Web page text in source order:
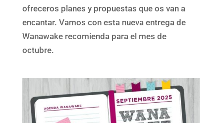
ofreceros planes y propuestas que os van a
encantar. Vamos con esta nueva entrega de
Wanawake recomienda para el mes de
octubre.